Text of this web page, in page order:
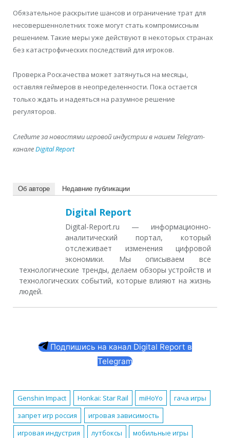
Обязательное раскрытие шансов и ограничение трат для
несовершеннолетних тоже могут стать компромиссным
решением. Такие меры уже действуют в некоторых странах
без катастрофических последствий для игроков.
Проверка Роскачества может затянуться на месяцы,
оставляя геймеров в неопределенности. Пока остается
только ждать и надеяться на разумное решение
регуляторов.
Следите за новостями игровой индустрии в нашем Telegram-
каналеDigital Report
Об авторе Недавние публикации
Digital Report
Digital-Report.ru — информационно-
аналитический портал, который
отслеживает изменения цифровой
экономики. Мы описываем все
технологические тренды, делаем обзоры устройств и
технологических событий, которые влияют на жизнь
людей.
Подпишись на канал Digital Report в
Telegram
Genshin Impact Honkai: Star Rail miHoYo
гача игры
запрет игр россия
игровая зависимость
игровая индустрия
лутбоксы
мобильные игры